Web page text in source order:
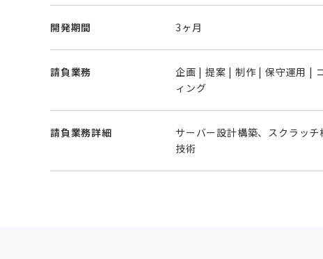
開発期間 3ヶ月
請負業務
企画 | 提案 | 制作 | 保守運用 |
ィング
請負業務詳細
サーバー設計構築、スクラッ
技術